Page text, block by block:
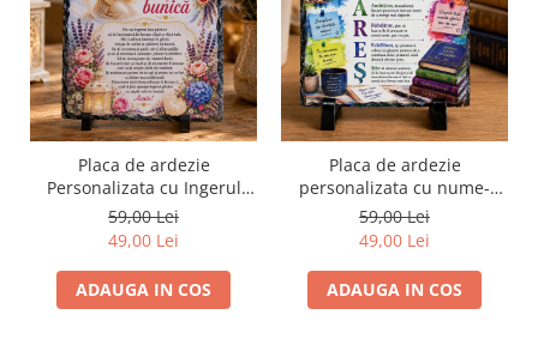
Placa de ardezie
Personalizata cu Ingerul
Pazitor pentru Bunica
59,00 Lei
49,00 Lei
ADAUGA IN COS
Placa de ardezie
personalizata cu nume-
Rares
59,00 Lei
49,00 Lei
ADAUGA IN COS